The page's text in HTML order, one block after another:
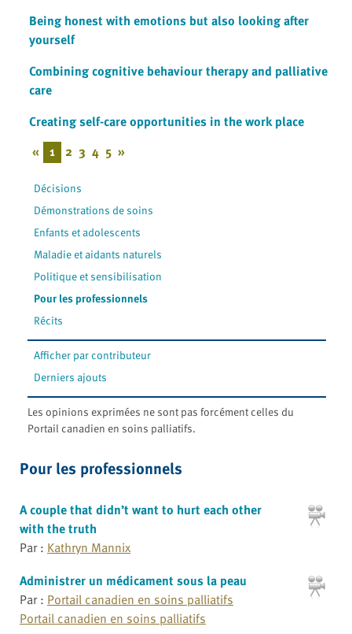
Being honest with emotions but also looking after
yourself
Combining cognitive behaviour therapy and palliative
care
Creating self-care opportunities in the work place
« 1 2 3 4 5 »
Décisions
Démonstrations de soins
Enfants et adolescents
Maladie et aidants naturels
Politique et sensibilisation
Pour les professionnels
Récits
Afficher par contributeur
Derniers ajouts
Les opinions exprimées ne sont pas forcément celles du
Portail canadien en soins palliatifs.
Pour les professionnels
A couple that didn’t want to hurt each other
with the truth
Par : Kathryn Mannix
Administrer un médicament sous la peau
Par : Portail canadien en soins palliatifs
Portail canadien en soins palliatifs